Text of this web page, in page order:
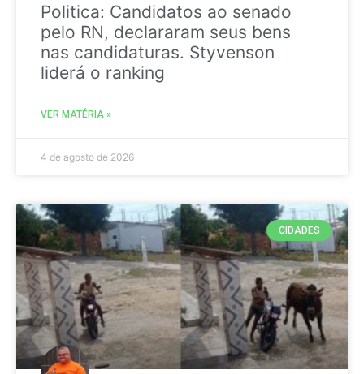
Politica: Candidatos ao senado
pelo RN, declararam seus bens
nas candidaturas. Styvenson
liderá o ranking
VER MATÉRIA »
4 de agosto de 2026
CIDADES